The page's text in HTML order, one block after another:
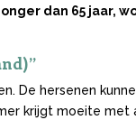
dan 65 jaar,
De hersenen
krijgt moeite